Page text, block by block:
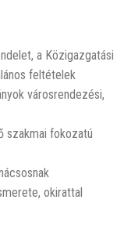
a Közigazgatási
feltételek
városrendezési,
szakmai fokozatú
okirattal